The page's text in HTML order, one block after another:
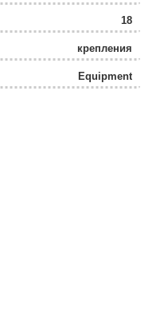
18
крепления
Equipment